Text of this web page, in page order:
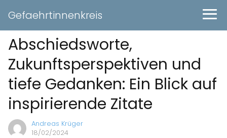
Gefaehrtinnenkreis
Abschiedsworte,
Zukunftsperspektiven und
tiefe Gedanken: Ein Blick auf
inspirierende Zitate
Andreas Krüger
18/02/2024